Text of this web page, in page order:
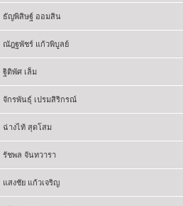
ธัญพิสิษฐ์ ออมสิน
ณัฎฐพัชร์ แก้วพิบูลย์
ฐิติพัศ เล็ม
จักรพันธุ์ เปรมสิริกรณ์
ฉ่างไท้ สุดโสม
รัชพล จันทวารา
แสงชัย แก้วเจริญ